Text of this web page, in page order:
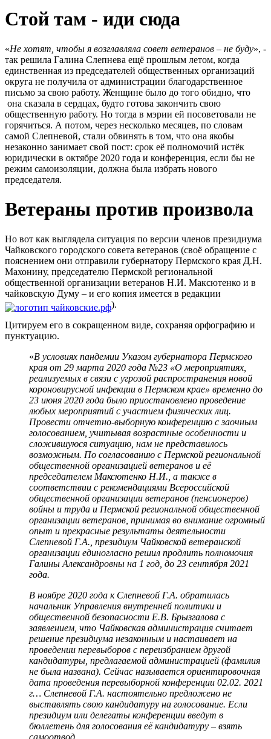
Стой там - иди сюда
«Не хотят, чтобы я возглавляла совет ветеранов – не буду», -
так решила Галина Слепнева ещё прошлым летом, когда
единственная из председателей общественных организаций
округа не получила от администрации благодарственное
письмо за свою работу. Женщине было до того обидно, что
она сказала в сердцах, будто готова закончить свою
общественную работу. Но тогда в мэрии ей посоветовали не
горячиться. А потом, через несколько месяцев, по словам
самой Слепневой, стали обвинять в том, что она якобы
незаконно занимает свой пост: срок её полномочий истёк
юридически в октябре 2020 года и конференция, если бы не
режим самоизоляции, должна была избрать нового
председателя.
Ветераны против произвола
Но вот как выглядела ситуация по версии членов президиума
Чайковского городского совета ветеранов (своё обращение с
пояснением они отправили губернатору Пермского края Д.Н.
Махонину, председателю Пермской региональной
общественной организации ветеранов Н.И. Максютенко и в
чайковскую Думу – и его копия имеется в редакции
).
Цитируем его в сокращенном виде, сохраняя орфографию и
пунктуацию.
«В условиях пандемии Указом губернатора Пермского
края от 29 марта 2020 года №23 «О мероприятиях,
реализуемых в связи с угрозой распространения новой
короновирусной инфекции в Пермском крае» временно до
23 июня 2020 года было приостановлено проведение
любых мероприятий с участием физических лиц.
Провести отчетно-выборную конференцию с заочным
голосованием, учитывая возрастные особенности и
сложившуюся ситуацию, нам не представилось
возможным. По согласованию с Пермской региональной
общественной организацией ветеранов и её
председателем Максютенко Н.И., а также в
соответствии с рекомендациями Всероссийской
общественной организации ветеранов (пенсионеров)
войны и труда и Пермской региональной общественной
организации ветеранов, принимая во внимание огромный
опыт и прекрасные результаты деятельности
Слепневой Г.А., президиум Чайковской ветеранской
организации единогласно решил продлить полномочия
Галины Александровны на 1 год, до 23 сентября 2021
года.
В ноябре 2020 года к Слепневой Г.А. обратилась
начальник Управления внутренней политики и
общественной безопасности Е.В. Брызгалова с
заявлением, что Чайковская администрация считает
решение президиума незаконным и настаивает на
проведении перевыборов с переизбранием другой
кандидатуры, предлагаемой администрацией (фамилия
не была названа). Сейчас называется ориентировочная
дата проведения перевыборной конференции 02.02. 2021
г… Слепневой Г.А. настоятельно предложено не
выставлять свою кандидатуру на голосование. Если
президиум или делегаты конференции введут в
бюллетень для голосования её кандидатуру – взять
самоотвод.